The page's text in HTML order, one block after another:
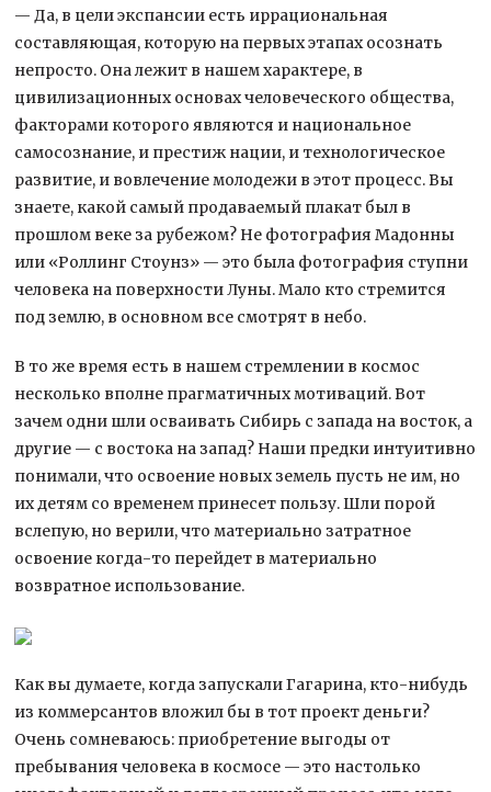
— Да, в цели экспансии есть иррациональная
составляющая, которую на первых этапах осознать
непросто. Она лежит в нашем характере, в
цивилизационных основах человеческого общества,
факторами которого являются и национальное
самосознание, и престиж нации, и технологическое
развитие, и вовлечение молодежи в этот процесс. Вы
знаете, какой самый продаваемый плакат был в
прошлом веке за рубежом? Не фотография Мадонны
или «Роллинг Стоунз» — это была фотография ступни
человека на поверхности Луны. Мало кто стремится
под землю, в основном все смотрят в небо.
В то же время есть в нашем стремлении в космос
несколько вполне прагматичных мотиваций. Вот
зачем одни шли осваивать Сибирь с запада на восток, а
другие — с востока на запад? Наши предки интуитивно
понимали, что освоение новых земель пусть не им, но
их детям со временем принесет пользу. Шли порой
вслепую, но верили, что материально затратное
освоение когда-то перейдет в материально
возвратное использование.
Как вы думаете, когда запускали Гагарина, кто-нибудь
из коммерсантов вложил бы в тот проект деньги?
Очень сомневаюсь: приобретение выгоды от
пребывания человека в космосе — это настолько